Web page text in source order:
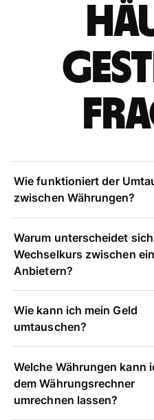
Wie funktioniert der
zwischen Währungen?
Warum unterscheidet
Wechselkurs zwischen
Anbietern?
Wie kann ich mein Geld
umtauschen?
Welche Währungen kann
dem Währungsrechner
umrechnen lassen?